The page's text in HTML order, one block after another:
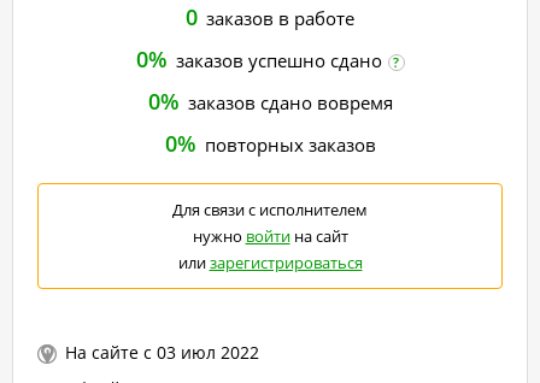
0 заказов в работе
0% заказов успешно сдано ?
0% заказов сдано вовремя
0% повторных заказов
Для связи с исполнителем
нужно войтина сайт
илизарегистрироваться
На сайте с 03 июл 2022